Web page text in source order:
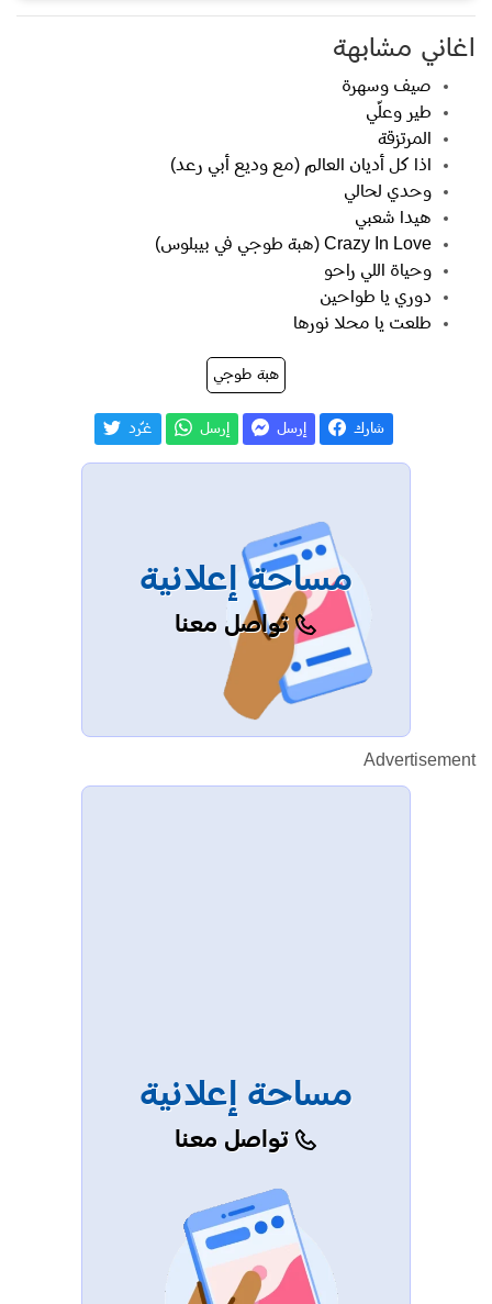
اغاني مشابهة
صيف وسهرة
طير وعلّي
المرتزقة
اذا كل أديان العالم (مع وديع أبي رعد)
وحدي لحالي
هيدا شعبي
Crazy In Love (هبة طوجي في بيبلوس)
وحياة اللي راحو
دوري يا طواحين
طلعت يا محلا نورها
هبة طوجي
شارك إرسل إرسل غـّرد
مساحة إعلانية
تواصل معنا
Advertisement
مساحة إعلانية
تواصل معنا